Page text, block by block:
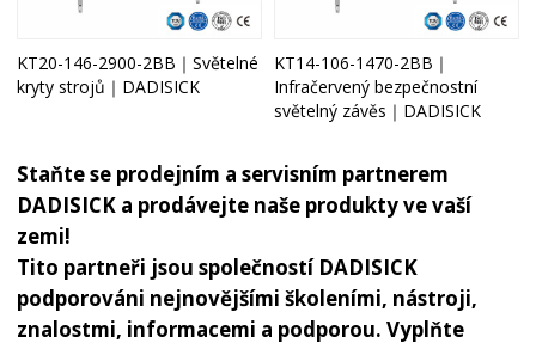
KT20-146-2900-2BB｜Světelné
kryty strojů｜DADISICK
KT14-106-1470-2BB｜
Infračervený bezpečnostní
světelný závěs｜DADISICK
Staňte se prodejním a servisním partnerem
DADISICK a prodávejte naše produkty ve vaší
zemi!
Tito partneři jsou společností DADISICK
podporováni nejnovějšími školeními, nástroji,
znalostmi, informacemi a podporou. Vyplňte